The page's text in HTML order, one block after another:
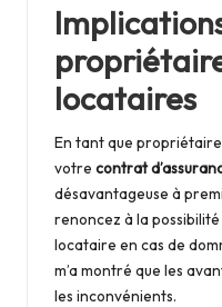
locataires
En tant que
votre contrat
désavantageuse à
renoncez à la
locataire en cas de
m’a montré que les
les inconvénients.